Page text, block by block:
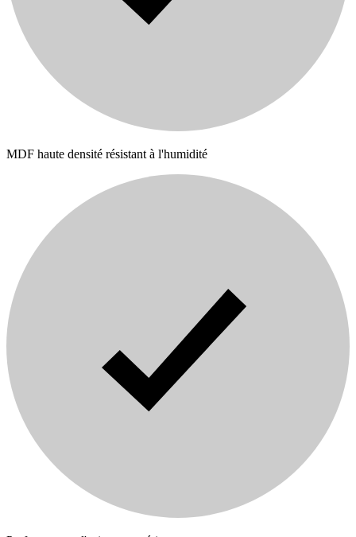
MDF haute densité résistant à l'humidité